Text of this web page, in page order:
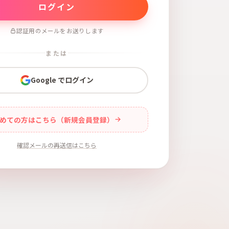
認証用のメールをお送りします
または
Google でログイン
ての方はこちら（新規会員登録）
確認メールの再送信はこちら